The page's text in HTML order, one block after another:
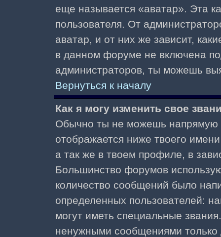
еще называется «аватар». Эта
пользователя. От
аватар, и от них же зависит,
в данном форуме не включена
администраторов, ты можешь
Вернуться к началу
Как я могу изменить свое
Обычно ты не можешь напрямую
отображается ниже твоего
а так же в твоем профиле, в
Большинство форумов
количество сообщений было
определенных пользователей:
могут иметь специальные
ненужными сообщениями только